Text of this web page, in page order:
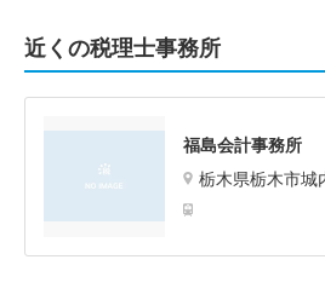
近くの税理士事務所
福島会計事務所
栃木県栃木市